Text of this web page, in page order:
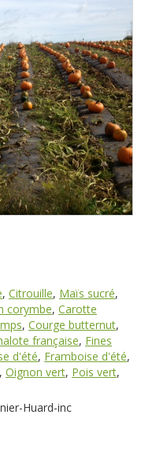
, Citrouille, Maïs sucré,
corymbe, Carotte
, Courge butternut,
française, Fines
d'été, Framboise d'été,
, Oignon vert, Pois vert,
Huard-inc